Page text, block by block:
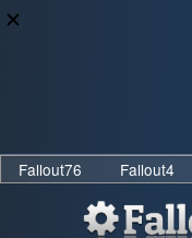
Fallout76 Fallout4